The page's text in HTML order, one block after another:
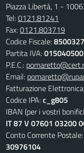
Piazza Libertà, 1 -
Tel:0121.81241
Fax:0121.803719
Codice Fiscale:
Partita IVA:
P.E.C.:
Email:
Fatturazione
Codice IPA:c_g805
IBAN (per i vostri
IT 87 V 07601 03200
Conto Corrente Postale:
30976104